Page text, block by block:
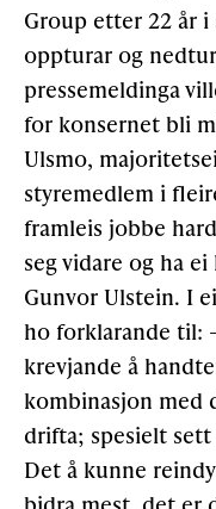
Group etter 22 år
oppturar og
pressemeldinga
for konsernet bli
Ulsmo,
styremedlem i
framleis jobbe
seg vidare og ha
Gunvor Ulstein. I
ho forklarande til:
krevjande å
kombinasjon med
drifta; spesielt
Det å kunne